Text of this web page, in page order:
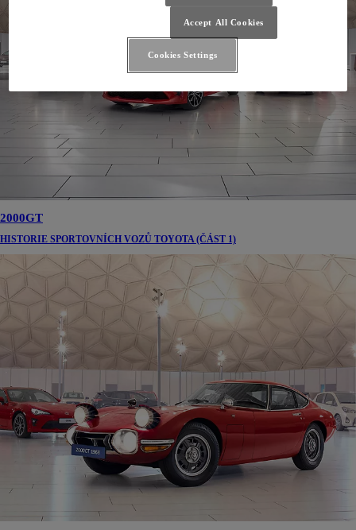
2000GT
HISTORIE SPORTOVNÍCH VOZŮ TOYOTA (ČÁST 1)
Accept All Cookies
Cookies Settings